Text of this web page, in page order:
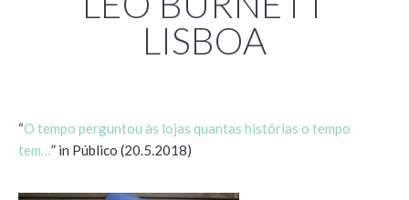
CASA ALVES
CASA DE SEMENTES SOARES & REBELO
CASA XANGAI
LISBOA
“O tempo perguntou às lojas quantas histórias o tempo
tem…” in Público (20.5.2018)